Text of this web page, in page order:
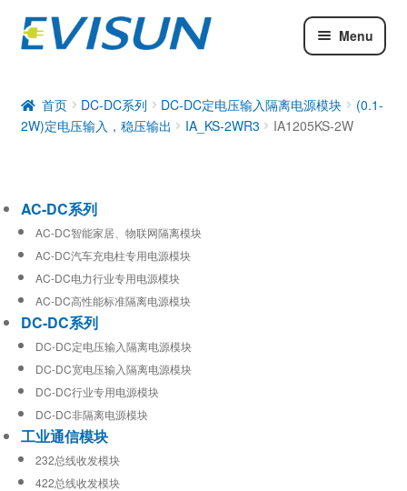
Menu
DC-DC系列
工业通信模块
首页 DC-DC系列 DC-DC定电压输入隔离电源模块
(0.1-
2W)定电压输入，稳压输出
IA_KS-2WR3 IA1205KS-2W
AC-DC系列
AC-DC智能家居、物联网隔离模块
AC-DC汽车充电柱专用电源模块
AC-DC电力行业专用电源模块
AC-DC高性能标准隔离电源模块
DC-DC系列
DC-DC定电压输入隔离电源模块
DC-DC宽电压输入隔离电源模块
DC-DC行业专用电源模块
DC-DC非隔离电源模块
工业通信模块
232总线收发模块
422总线收发模块